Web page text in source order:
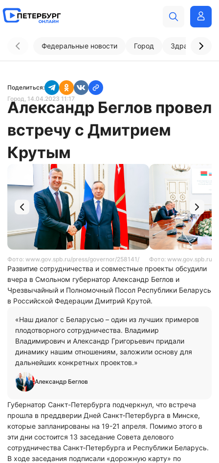
Федеральные новости Город
Поделиться:
Город, 14.04.2023 11:17
Александр Беглов провел
встречу с Дмитрием
Крутым
Фото: www.gov.spb.ru/press/governor/258141/ Фото: www.gov.spb.ru/
Развитие сотрудничества и совместные проекты обсудили
вчера в Смольном губернатор Александр Беглов и
Чрезвычайный и Полномочный Посол Республики Беларусь
в Российской Федерации Дмитрий Крутой.
«Наш диалог с Беларусью – один из лучших примеров
плодотворного сотрудничества. Владимир
Владимирович и Александр Григорьевич придали
динамику нашим отношениям, заложили основу для
дальнейших конкретных проектов.»
Александр Беглов
Губернатор Санкт-Петербурга подчеркнул, что встреча
прошла в преддверии Дней Санкт‑Петербурга в Минске,
которые запланированы на 19-21 апреля. Помимо этого в
эти дни состоится 13 заседание Совета делового
сотрудничества Санкт‑Петербурга и Республики Беларусь.
В ходе заседания подписали «дорожную карту» по